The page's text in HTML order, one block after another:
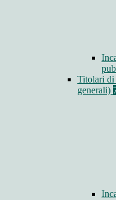
Titolari di
generali)